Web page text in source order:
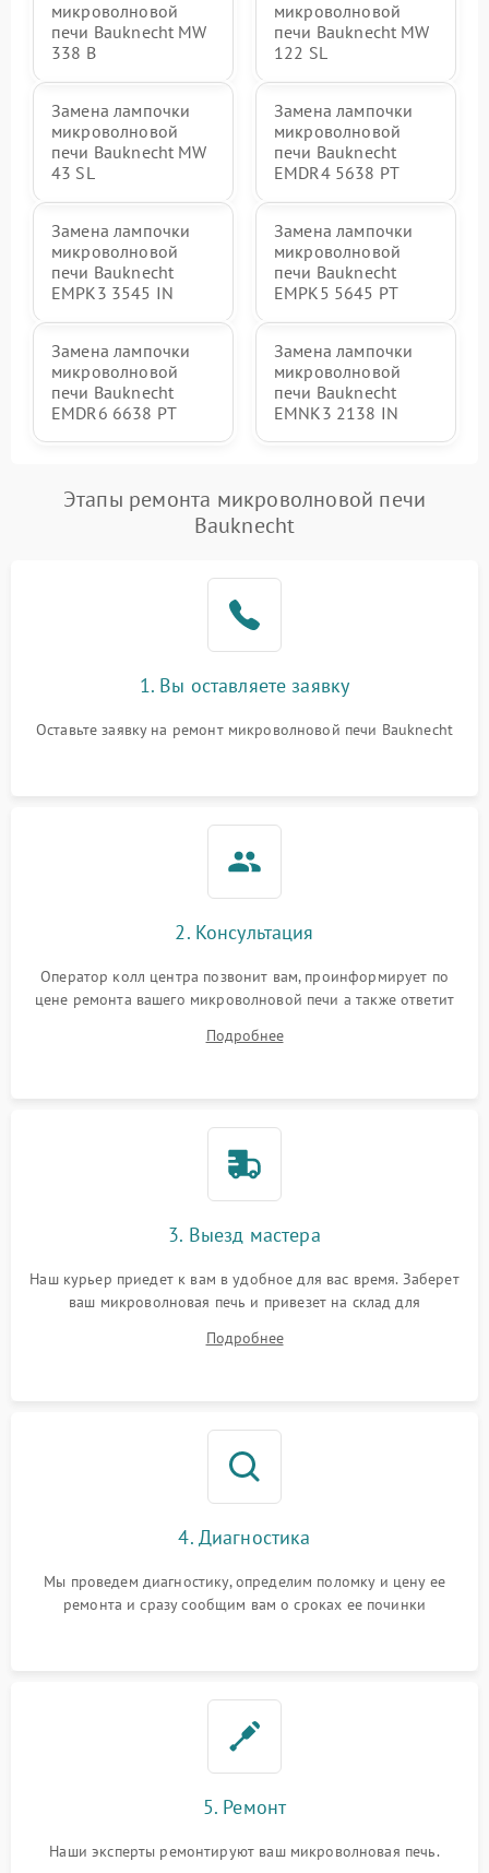
микроволновой
печи Bauknecht MW
338 B
микроволновой
печи Bauknecht MW
122 SL
Замена лампочки
микроволновой
печи Bauknecht MW
43 SL
Замена лампочки
микроволновой
печи Bauknecht
EMDR4 5638 PT
Замена лампочки
микроволновой
печи Bauknecht
EMPK3 3545 IN
Замена лампочки
микроволновой
печи Bauknecht
EMPK5 5645 PT
Замена лампочки
микроволновой
печи Bauknecht
EMDR6 6638 PT
Замена лампочки
микроволновой
печи Bauknecht
EMNK3 2138 IN
Этапы ремонта микроволновой печи
Bauknecht
1. Вы оставляете заявку
Оставьте заявку на ремонт микроволновой печи Bauknecht
2. Консультация
Оператор колл центра позвонит вам, проинформирует по
цене ремонта вашего микроволновой печи а также ответит
Подробнее
3. Выезд мастера
Наш курьер приедет к вам в удобное для вас время. Заберет
ваш микроволновая печь и привезет на склад для
Подробнее
4. Диагностика
Мы проведем диагностику, определим поломку и цену ее
ремонта и сразу сообщим вам о сроках ее починки
5. Ремонт
Наши эксперты ремонтируют ваш микроволновая печь.